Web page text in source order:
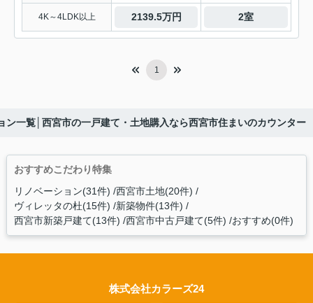
4K～4LDK以上 2139.5万円 2室
1
ン一覧│西宮市の一戸建て・土地購入なら西宮市住まいのカウンター
おすすめこだわり特集
リノベーション(31件) 西宮市土地(20件)
ヴィレッタの杜(15件) 新築物件(13件)
西宮市新築戸建て(13件) 西宮市中古戸建て(5件) おすすめ(0件)
株式会社カラーズ24